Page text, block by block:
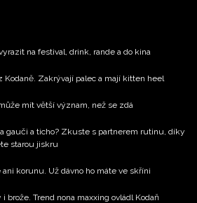
na festival, drink, rande a do kina
Kodaně. Zakrývají palec a mají kitten heel
mít větší význam, než se zdá
gauči a ticho? Zkuste s partnerem rutinu, díky
starou jiskru
korunu. Už dávno ho máte ve skříni
brože. Trend nona maxxing ovládl Kodaň